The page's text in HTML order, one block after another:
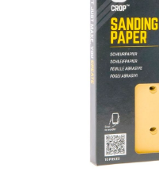
CROP GoldX
Kies je aantal